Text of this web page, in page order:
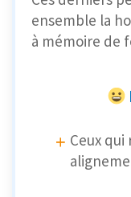
ensemble la
à mémoire de
Ceux